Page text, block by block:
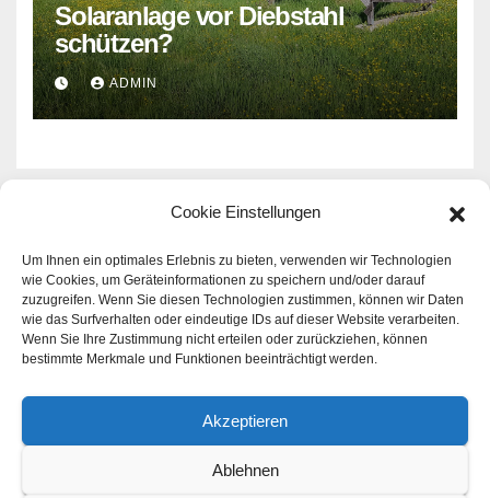
Cookie Einstellungen
Um Ihnen ein optimales Erlebnis zu bieten, verwenden wir Technologien
wie Cookies, um Geräteinformationen zu speichern und/oder darauf
zuzugreifen. Wenn Sie diesen Technologien zustimmen, können wir Daten
wie das Surfverhalten oder eindeutige IDs auf dieser Website verarbeiten.
Wenn Sie Ihre Zustimmung nicht erteilen oder zurückziehen, können
bestimmte Merkmale und Funktionen beeinträchtigt werden.
Akzeptieren
Ablehnen
Solaranlage vor Diebstahl
schützen?
ADMIN
Rund um das Thema Haus -
Familie - Geld
Aktuelle Infos zu den Themen Haus - Familie - Geld |